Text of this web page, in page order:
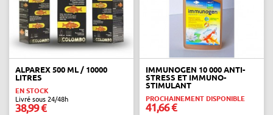
ALPAREX 500 ML / 10000
LITRES
EN STOCK
Livré sous 24/48h
38,99 €
IMMUNOGEN 10 000 ANTI-
STRESS ET IMMUNO-
STIMULANT
PROCHAINEMENT DISPONIBLE
41,66 €